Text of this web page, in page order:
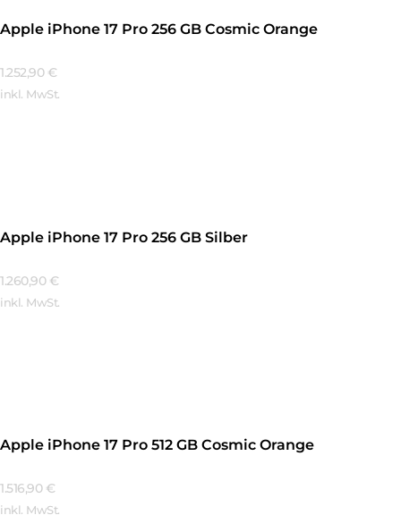
Apple iPhone 17 Pro 256 GB Cosmic Orange
1.252,90 €
inkl. MwSt.
Apple iPhone 17 Pro 256 GB Silber
1.260,90 €
inkl. MwSt.
Apple iPhone 17 Pro 512 GB Cosmic Orange
1.516,90 €
inkl. MwSt.